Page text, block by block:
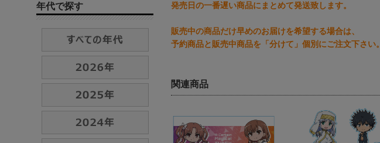
発売日の一番遅い商品にまとめて発送致します。
販売中の商品だけ早めのお届けを希望する場合は、
予約商品と販売中商品を「分けて」個別にご注文下さい。
関連商品
年代で探す